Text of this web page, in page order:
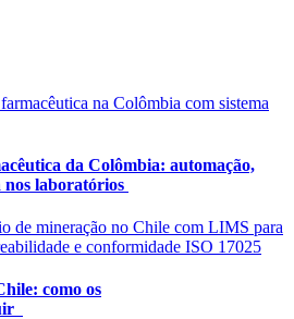
da Colômbia: automação,
nos laboratórios
como os